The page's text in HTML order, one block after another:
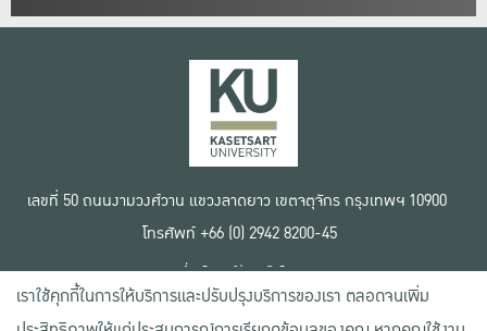
เลขที่ 50 ถนนงามวงศ์วาน แขวงลาดยาว เขตจตุจักร กรุงเทพฯ 10900
โทรศัพท์ +66 (0) 2942 8200-45
เงื่อนไขการใช้งานเว็บไซต์
ข้อตกลงด้านสิทธิ์ใช้งาน
นโยบายความเป็นส่วนตัว
เราใช้คุกกี้ในการให้บริการและปรับปรุงบริการของเรา ตลอดจนเพิ่ม